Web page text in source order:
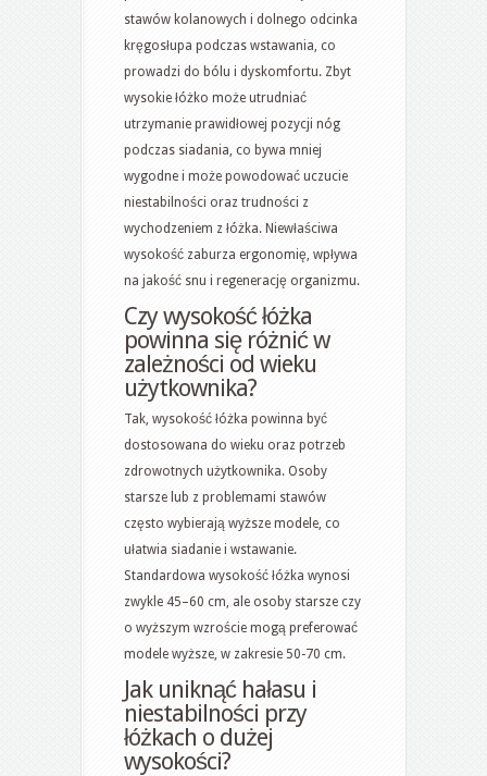
stawów kolanowych i dolnego odcinka
kręgosłupa podczas wstawania, co
prowadzi do bólu i dyskomfortu. Zbyt
wysokie łóżko może utrudniać
utrzymanie prawidłowej pozycji nóg
podczas siadania, co bywa mniej
wygodne i może powodować uczucie
niestabilności oraz trudności z
wychodzeniem z łóżka. Niewłaściwa
wysokość zaburza ergonomię, wpływa
na jakość snu i regenerację organizmu.
Czy wysokość łóżka
powinna się różnić w
zależności od wieku
użytkownika?
Tak, wysokość łóżka powinna być
dostosowana do wieku oraz potrzeb
zdrowotnych użytkownika. Osoby
starsze lub z problemami stawów
często wybierają wyższe modele, co
ułatwia siadanie i wstawanie.
Standardowa wysokość łóżka wynosi
zwykle 45–60 cm, ale osoby starsze czy
o wyższym wzroście mogą preferować
modele wyższe, w zakresie 50-70 cm.
Jak uniknąć hałasu i
niestabilności przy
łóżkach o dużej
wysokości?